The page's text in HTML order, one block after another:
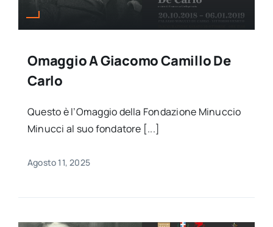
Omaggio A Giacomo Camillo De
Carlo
Questo è l’Omaggio della Fondazione Minuccio
Minucci al suo fondatore [...]
Agosto 11, 2025